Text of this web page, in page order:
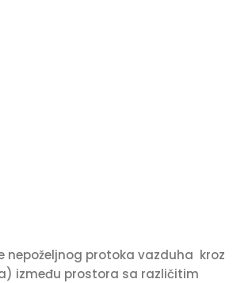
nepoželjnog protoka vazduha kroz
između prostora sa različitim